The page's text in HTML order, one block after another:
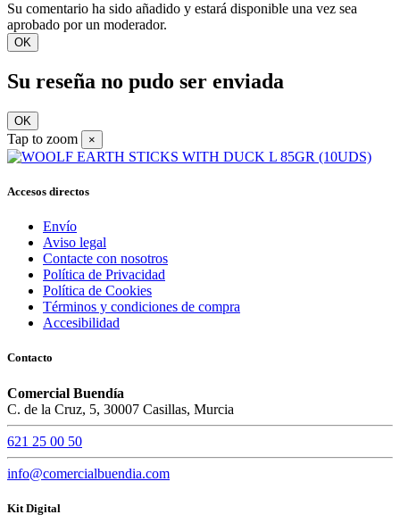
Su comentario ha sido añadido y estará disponible una vez sea
aprobado por un moderador.
OK
Su reseña no pudo ser enviada
OK
Tap to zoom ×
Accesos directos
Envío
Aviso legal
Contacte con nosotros
Política de Privacidad
Política de Cookies
Términos y condiciones de compra
Accesibilidad
Contacto
Comercial Buendía
C. de la Cruz, 5, 30007 Casillas, Murcia
621 25 00 50
info@comercialbuendia.com
Kit Digital